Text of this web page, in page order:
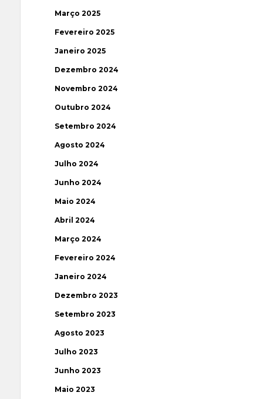
Março 2025
Fevereiro 2025
Janeiro 2025
Dezembro 2024
Novembro 2024
Outubro 2024
Setembro 2024
Agosto 2024
Julho 2024
Junho 2024
Maio 2024
Abril 2024
Março 2024
Fevereiro 2024
Janeiro 2024
Dezembro 2023
Setembro 2023
Agosto 2023
Julho 2023
Junho 2023
Maio 2023